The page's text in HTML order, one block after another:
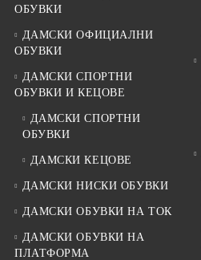
ОБУВКИ
ДАМСКИ ОФИЦИАЛНИ
ОБУВКИ
ДАМСКИ СПОРТНИ
ОБУВКИ И КЕЦОВЕ
ДАМСКИ СПОРТНИ
ОБУВКИ
ДАМСКИ КЕЦОВЕ
ДАМСКИ НИСКИ ОБУВКИ
ДАМСКИ ОБУВКИ НА ТОК
ДАМСКИ ОБУВКИ НА
ПЛАТФОРМА